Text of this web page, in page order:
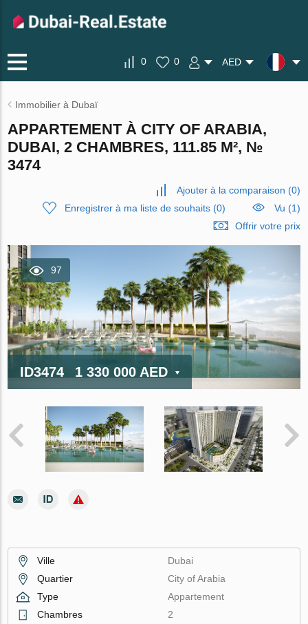
0 0 AED
Immobilier à Dubaï
APPARTEMENT À CITY OF ARABIA,
DUBAI, 2 CHAMBRES, 111.85 M², №
3474
Ajouter à la comparaison (0)
Enregistrer à ma liste de souhaits(0)
Vu (1)
Offrir votre prix
97
ID3474 1 330 000 AED
Ville
Dubai
Quartier
City of Arabia
Type
Appartement
Chambres
2